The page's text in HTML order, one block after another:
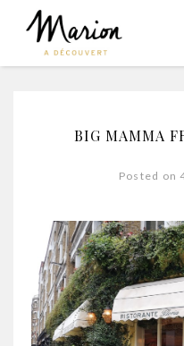
BIG MAMMA
Posted on